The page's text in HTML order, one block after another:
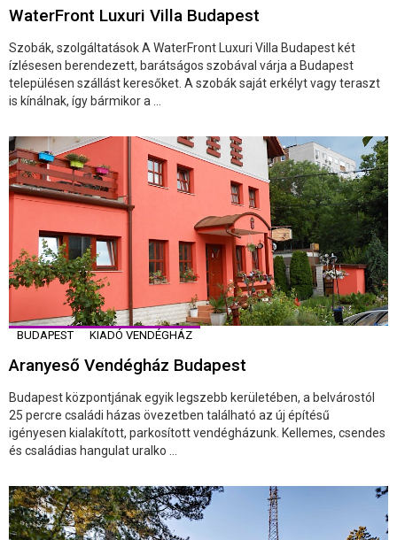
WaterFront Luxuri Villa Budapest
Szobák, szolgáltatások A WaterFront Luxuri Villa Budapest két
ízlésesen berendezett, barátságos szobával várja a Budapest
településen szállást keresőket. A szobák saját erkélyt vagy teraszt
is kínálnak, így bármikor a ...
BUDAPEST KIADÓ VENDÉGHÁZ
Aranyeső Vendégház Budapest
Budapest központjának egyik legszebb kerületében, a belvárostól
25 percre családi házas övezetben található az új építésű
igényesen kialakított, parkosított vendégházunk. Kellemes, csendes
és családias hangulat uralko ...